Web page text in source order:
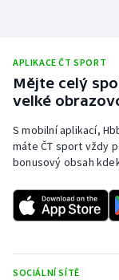
APLIKACE ČT SPORT
Mějte celý
velké
S mobilní aplikací,
máte ČT sport vždy
bonusový obsah
SOCIÁLNÍ SÍTĚ